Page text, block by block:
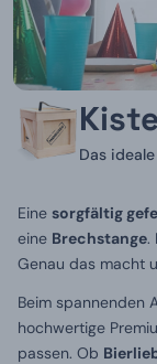
Das
Eine sorgfältig
eine Brechstange.
Genau das macht
Beim spannenden
hochwertige
passen. Ob